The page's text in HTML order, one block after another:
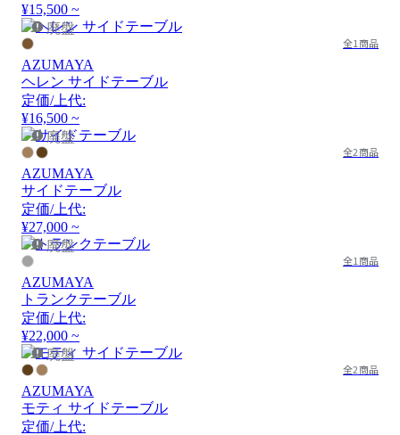
¥15,500 ~
廃盤
全1商品
AZUMAYA
ヘレン サイドテーブル
定価/上代:
¥16,500 ~
廃盤
全2商品
AZUMAYA
サイドテーブル
定価/上代:
¥27,000 ~
廃盤
全1商品
AZUMAYA
トランクテーブル
定価/上代:
¥22,000 ~
廃盤
全2商品
AZUMAYA
モティ サイドテーブル
定価/上代: